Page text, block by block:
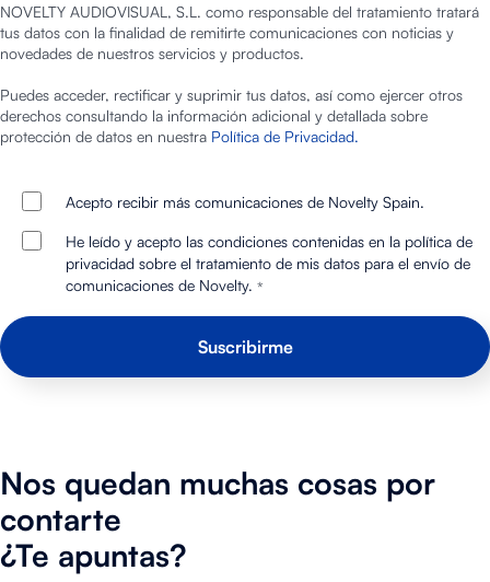
NOVELTY AUDIOVISUAL, S.L. como responsable del tratamiento tratará
tus datos con la finalidad de remitirte comunicaciones con noticias y
novedades de nuestros servicios y productos.
Puedes acceder, rectificar y suprimir tus datos, así como ejercer otros
derechos consultando la información adicional y detallada sobre
protección de datos en nuestra Política de Privacidad.
Acepto recibir más comunicaciones de Novelty Spain.
He leído y acepto las condiciones contenidas en la política de
privacidad sobre el tratamiento de mis datos para el envío de
comunicaciones de Novelty. *
Nos quedan muchas cosas por
contarte
¿Te apuntas?